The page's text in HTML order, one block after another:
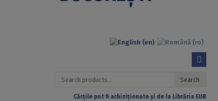
Search
Search
Cărțile pot fi achiziționate și de la Librăria EUB